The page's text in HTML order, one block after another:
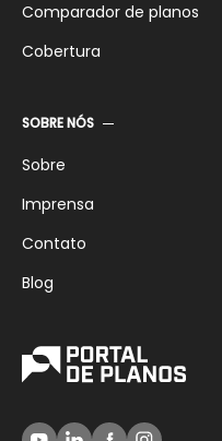
Comparador de planos
Cobertura
SOBRE NÓS
Sobre
Imprensa
Contato
Blog